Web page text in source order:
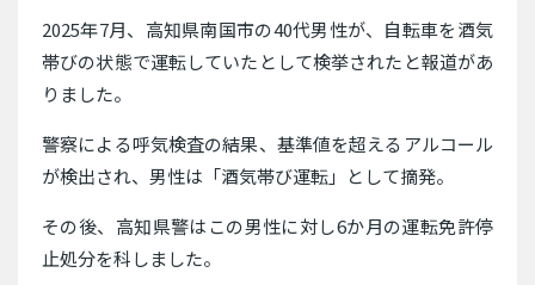
2025年7月、高知県南国市の40代男性が、自転車を酒気
帯びの状態で運転していたとして検挙されたと報道があ
りました。
警察による呼気検査の結果、基準値を超えるアルコール
が検出され、男性は「酒気帯び運転」として摘発。
その後、高知県警はこの男性に対し6か月の運転免許停
止処分を科しました。